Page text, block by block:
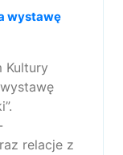
wystawę
Kultury
relacje z